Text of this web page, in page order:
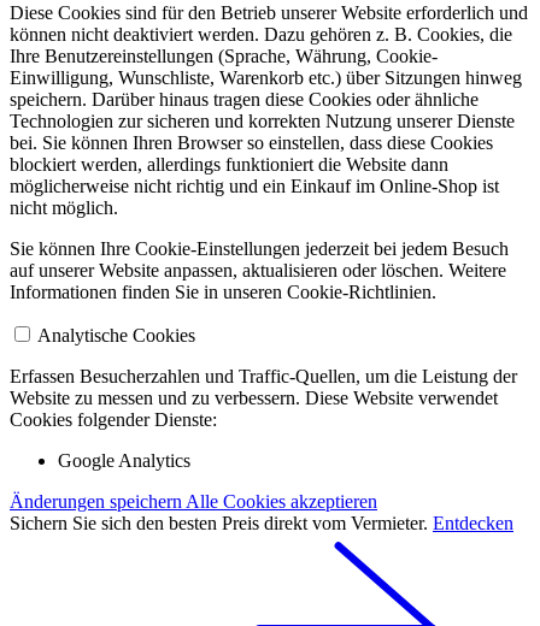
Diese Cookies sind für den Betrieb unserer Website erforderlich und
können nicht deaktiviert werden. Dazu gehören z. B. Cookies, die
Ihre Benutzereinstellungen (Sprache, Währung, Cookie-
Einwilligung, Wunschliste, Warenkorb etc.) über Sitzungen hinweg
speichern. Darüber hinaus tragen diese Cookies oder ähnliche
Technologien zur sicheren und korrekten Nutzung unserer Dienste
bei. Sie können Ihren Browser so einstellen, dass diese Cookies
blockiert werden, allerdings funktioniert die Website dann
möglicherweise nicht richtig und ein Einkauf im Online-Shop ist
nicht möglich.
Sie können Ihre Cookie-Einstellungen jederzeit bei jedem Besuch
auf unserer Website anpassen, aktualisieren oder löschen. Weitere
Informationen finden Sie in unseren Cookie-Richtlinien.
Analytische Cookies
Erfassen Besucherzahlen und Traffic-Quellen, um die Leistung der
Website zu messen und zu verbessern. Diese Website verwendet
Cookies folgender Dienste:
Google Analytics
Änderungen speichern Alle Cookies akzeptieren
Sichern Sie sich den besten Preis direkt vom Vermieter. Entdecken